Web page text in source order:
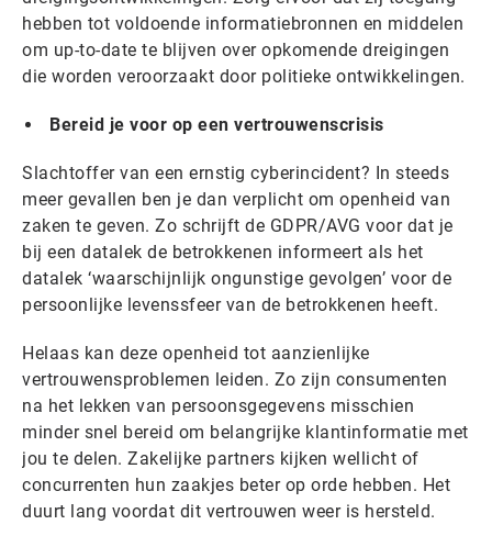
hebben tot voldoende informatiebronnen en middelen
om up-to-date te blijven over opkomende dreigingen
die worden veroorzaakt door politieke ontwikkelingen.
Bereid je voor op een vertrouwenscrisis
Slachtoffer van een ernstig cyberincident? In steeds
meer gevallen ben je dan verplicht om openheid van
zaken te geven. Zo schrijft de GDPR/AVG voor dat je
bij een datalek de betrokkenen informeert als het
datalek ‘waarschijnlijk ongunstige gevolgen’ voor de
persoonlijke levenssfeer van de betrokkenen heeft.
Helaas kan deze openheid tot aanzienlijke
vertrouwensproblemen leiden. Zo zijn consumenten
na het lekken van persoonsgegevens misschien
minder snel bereid om belangrijke klantinformatie met
jou te delen. Zakelijke partners kijken wellicht of
concurrenten hun zaakjes beter op orde hebben. Het
duurt lang voordat dit vertrouwen weer is hersteld.